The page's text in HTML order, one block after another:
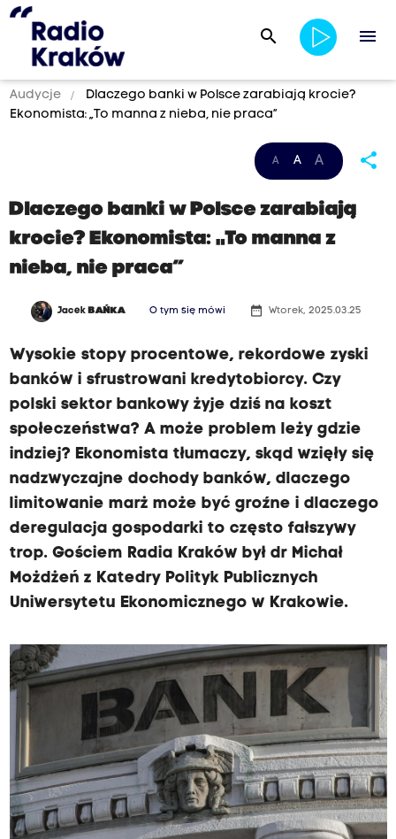
search menu
Audycje
Dlaczego banki w Polsce zarabiają krocie?
Ekonomista: „To manna z nieba, nie praca”
A A A share
Dlaczego banki w Polsce zarabiają
krocie? Ekonomista: „To manna z
nieba, nie praca”
Jacek BAŃKA O tym się mówi date_range Wtorek, 2025.03.25
Wysokie stopy procentowe, rekordowe zyski
banków i sfrustrowani kredytobiorcy. Czy
polski sektor bankowy żyje dziś na koszt
społeczeństwa? A może problem leży gdzie
indziej? Ekonomista tłumaczy, skąd wzięły się
nadzwyczajne dochody banków, dlaczego
limitowanie marż może być groźne i dlaczego
deregulacja gospodarki to często fałszywy
trop. Gościem Radia Kraków był dr Michał
Możdżeń z Katedry Polityk Publicznych
Uniwersytetu Ekonomicznego w Krakowie.